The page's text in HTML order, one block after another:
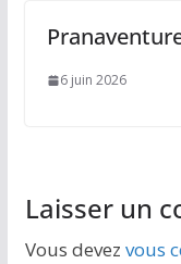
6 juin 2026
Laisser un
Vous devez vous